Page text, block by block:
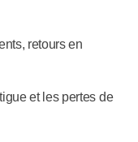
retours en
et les pertes de